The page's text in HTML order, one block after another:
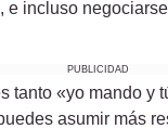
e incluso
PUBLICIDAD
tanto «yo mando y
asumir más